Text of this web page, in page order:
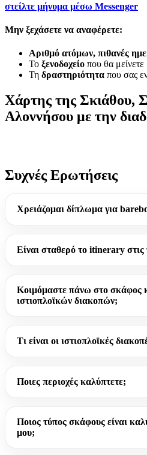
στείλτε μήνυμα μέσω Messenger
Μην ξεχάσετε να αναφέρετε:
Αριθμό ατόμων, πιθανές
Το ξενοδοχείο που θα μείνετε
Τη δραστηριότητα που σας
Χάρτης της Σκιάθου,
Αλοννήσου με την
Συχνές Ερωτήσεις
Χρειάζομαι δίπλωμα για
Είναι σταθερό το itinerary
Κοιμόμαστε πάνω στο σκάφος
ιστιοπλοϊκών διακοπών;
Τι είναι οι ιστιοπλοϊκές
Ποιες περιοχές καλύπτετε;
Ποιος τύπος σκάφους είναι
μου;